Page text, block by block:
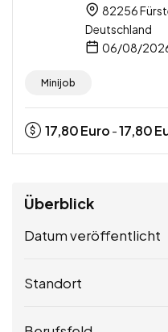
82256
Deutschland
06/08/
Minijob
17,80Euro -17,80
Überblick
Datum veröffentlicht
Standort